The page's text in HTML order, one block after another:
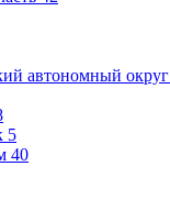
автономный округ
5
40